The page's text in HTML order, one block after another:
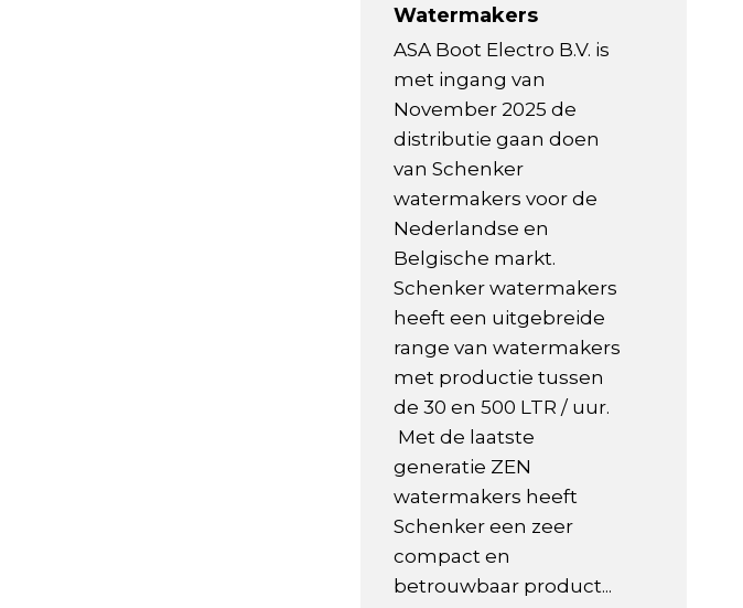
Watermakers
ASA Boot Electro B.V. is
met ingang van
November 2025 de
distributie gaan doen
van Schenker
watermakers voor de
Nederlandse en
Belgische markt.
Schenker watermakers
heeft een uitgebreide
range van watermakers
met productie tussen
de 30 en 500 LTR / uur.
Met de laatste
generatie ZEN
watermakers heeft
Schenker een zeer
compact en
betrouwbaar product...